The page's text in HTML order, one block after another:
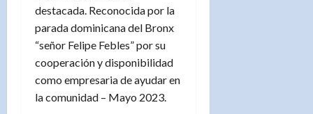
destacada. Reconocida por la
parada dominicana del Bronx
“señor Felipe Febles” por su
cooperación y disponibilidad
como empresaria de ayudar en
la comunidad – Mayo 2023.